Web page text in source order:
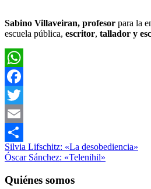
Sabino Villaveiran, profesor para la
escuela pública, escritor, tallador y
WhatsApp
Facebook
Twitter
Email
Compartir
Literatura
Relato
Navegación
de
entradas
Entrada
anterior:
Silvia Lifschitz: «La desobediencia»
Siguiente
Óscar Sánchez: «Telenihil»
Quiénes somos